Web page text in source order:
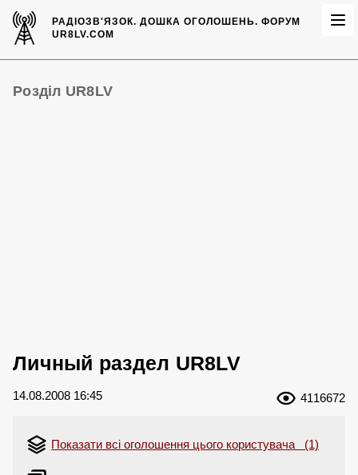
РАДІОЗВ'ЯЗОК.ДОШКА ОГОЛОШЕНЬ. ФОРУМ
UR8LV.COM
Розділ UR8LV
Личный раздел UR8LV
14.08.2008 16:45 4116672
Показати всі оголошення цього користувача (1)